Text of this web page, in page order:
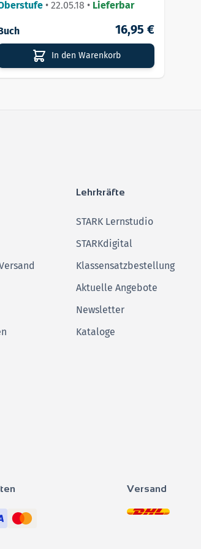
• 22.05.18 • Lieferbar
16,95 €
In den Warenkorb
Lehrkräfte
STARK Lernstudio
STARKdigital
Klassensatzbestellung
Aktuelle Angebote
Newsletter
Kataloge
Versand